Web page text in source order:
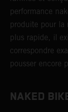
performance
produite pour la
plus rapide, il
correspondre
pousser encore
NAKED